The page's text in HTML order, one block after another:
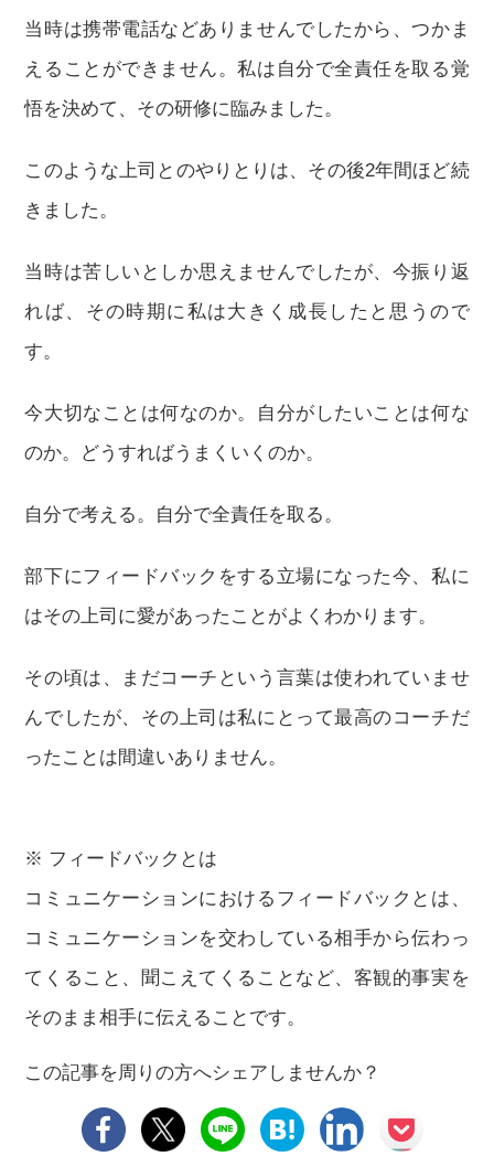
当時は携帯電話などありませんでしたから、つかま
えることができません。私は自分で全責任を取る覚
悟を決めて、その研修に臨みました。
このような上司とのやりとりは、その後2年間ほど続
きました。
当時は苦しいとしか思えませんでしたが、今振り返
れば、その時期に私は大きく成長したと思うので
す。
今大切なことは何なのか。自分がしたいことは何な
のか。どうすればうまくいくのか。
自分で考える。自分で全責任を取る。
部下にフィードバックをする立場になった今、私に
はその上司に愛があったことがよくわかります。
その頃は、まだコーチという言葉は使われていませ
んでしたが、その上司は私にとって最高のコーチだ
ったことは間違いありません。
※ フィードバックとは
コミュニケーションにおけるフィードバックとは、
コミュニケーションを交わしている相手から伝わっ
てくること、聞こえてくることなど、客観的事実を
そのまま相手に伝えることです。
この記事を周りの方へシェアしませんか？